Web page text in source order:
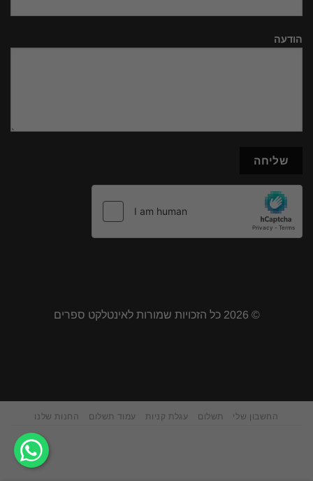
הודעה
© 2026 כל הזכויות שמורות לאינטלקט ספרים
החשבון שלי תשלום עגלת קניות עמוד תשלום החנות שלנו